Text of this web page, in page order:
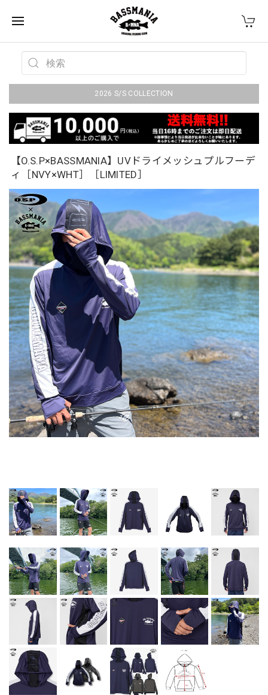
2026 S/S COLLECTION
【O.S.P×BASSMANIA】UVドライメッシュプルフーデ
ィ［NVY×WHT］［LIMITED］